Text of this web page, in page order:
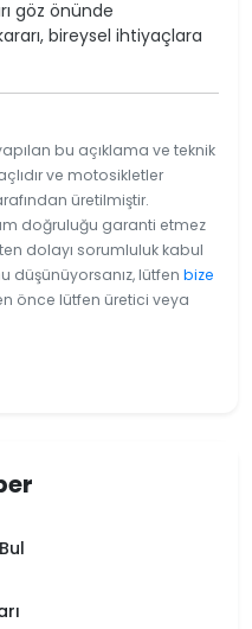
göz önünde
bireysel ihtiyaçlara
bu açıklama ve teknik
ve motosikletler
üretilmiştir.
doğruluğu garanti etmez
dolayı sorumluluk kabul
düşünüyorsanız, lütfen bize
önce lütfen üretici veya